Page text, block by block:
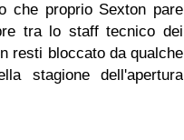
che proprio Sexton pare
tra lo staff tecnico dei
resti bloccato da qualche
stagione dell'apertura